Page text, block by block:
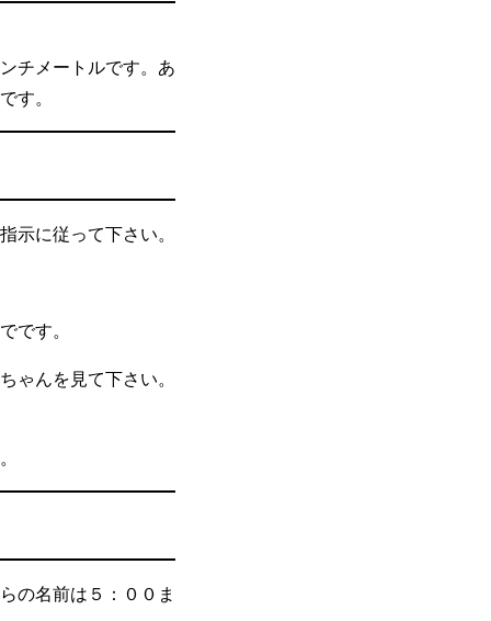
チメートルです。あ
す。
示に従って下さい。
です。
ゃんを見て下さい。
の名前は５：００ま